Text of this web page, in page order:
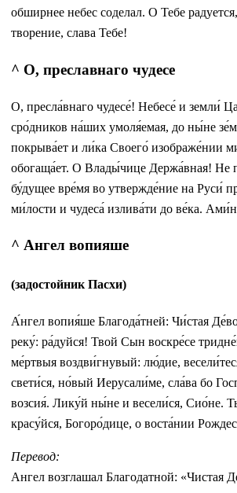
обширнее небес соделал. О Тебе
творение, слава Тебе!
^ О, преславнаго чудесе
О, пресла́внаго чудесе́! Небесе́ и земли́
сро́дников на́ших умоля́емая, до ны́не
покрыва́ет и ли́ка Своего́ изображе́нии
обогаща́ет. О Влады́чице Держа́вная! Не
бу́дущее вре́мя во утвержде́ние на Руси́
ми́лости и чудеса́ излива́ти до ве́ка.
^ Ангел вопияше
(задостойник Пасхи)
А́нгел вопия́ше Благода́тней: Чи́стая
реку́: ра́дуйся! Твой Сын воскре́се
ме́ртвыя воздви́гнувый: лю́дие,
свети́ся, но́вый Иерусали́ме, сла́ва бо
возсия́. Лику́й ны́не и весели́ся, Сио́не.
красу́йся, Богоро́дице, о воста́нии
Перевод:
Ангел возглашал Благодатной: «Чистая